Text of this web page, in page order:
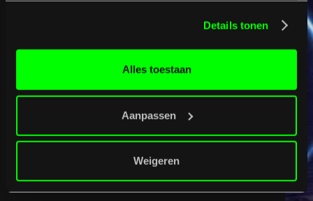
Details tonen
Alles toestaan
Aanpassen
Weigeren